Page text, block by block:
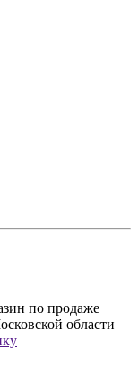
по продаже
области